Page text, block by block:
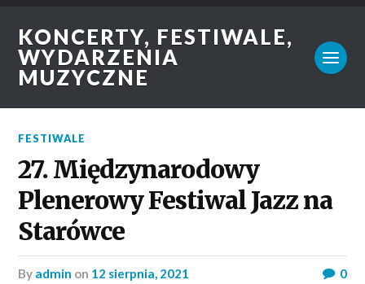
KONCERTY, FESTIWALE,
WYDARZENIA
MUZYCZNE
FESTIWALE
27. Międzynarodowy
Plenerowy Festiwal Jazz na
Starówce
by admin on 12 sierpnia, 2021 0